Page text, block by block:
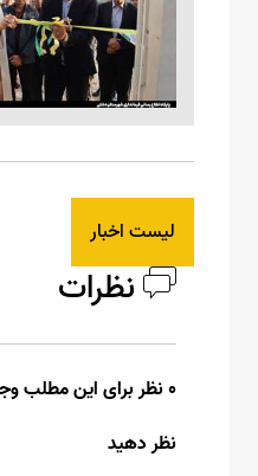
لیست اخبار
نظرات
0 نظر برای این مطلب وجود دارد
نظر دهید